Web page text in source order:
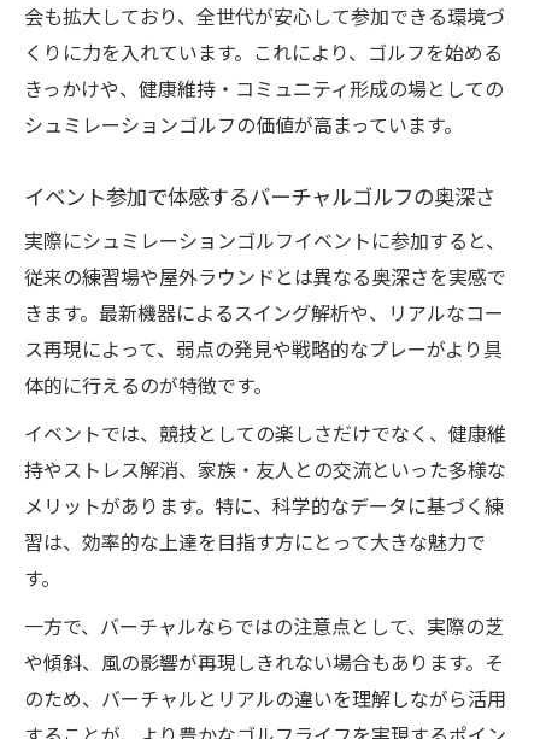
会も拡大しており、全世代が安心して参加できる環境づ
くりに力を入れています。これにより、ゴルフを始める
きっかけや、健康維持・コミュニティ形成の場としての
シュミレーションゴルフの価値が高まっています。
イベント参加で体感するバーチャルゴルフの奥深さ
実際にシュミレーションゴルフイベントに参加すると、
従来の練習場や屋外ラウンドとは異なる奥深さを実感で
きます。最新機器によるスイング解析や、リアルなコー
ス再現によって、弱点の発見や戦略的なプレーがより具
体的に行えるのが特徴です。
イベントでは、競技としての楽しさだけでなく、健康維
持やストレス解消、家族・友人との交流といった多様な
メリットがあります。特に、科学的なデータに基づく練
習は、効率的な上達を目指す方にとって大きな魅力で
す。
一方で、バーチャルならではの注意点として、実際の芝
や傾斜、風の影響が再現しきれない場合もあります。そ
のため、バーチャルとリアルの違いを理解しながら活用